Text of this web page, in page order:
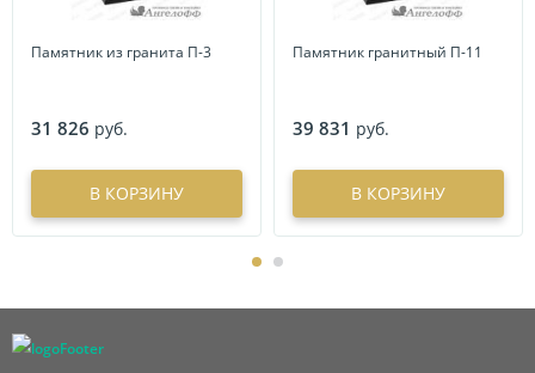
Памятник из гранита П-3
31 826 руб.
В КОРЗИНУ
Памятник гранитный П-11
39 831 руб.
В КОРЗИНУ